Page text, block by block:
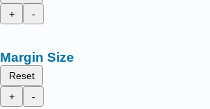
+
-
Margin Size
Reset
+
-